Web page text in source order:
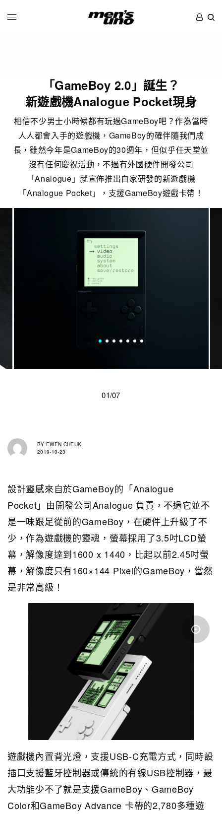
「GameBoy 2.0」誕生？
新遊戲機Analogue Pocket現身
相信不少男士小時候都有玩過GameBoy吧？作為當時
人人都會入手的遊戲機，GameBoy的確伴隨我們成
長，雖然今年是GameBoy的30週年，但似乎任天堂並
沒有任何慶祝活動，不過有外國硬件開發公司
「Analogue」就宣佈推出自家研發的新遊戲機
「Analogue Pocket」，支援GameBoy遊戲卡帶！
01/07
BY EWEN CHEUK
2019-10-23
設計靈感來自於GameBoy的「Analogue
Pocket」由開發公司Analogue 負責，不過它並不
是一味跟足從前的GameBoy，在硬件上升級了不
少，作為遊戲機的靈魂，螢幕採用了3.5吋LCD螢
幕，解像度達到1600 x 1440，比起以前2.45吋螢
幕，解像度只有160×144 Pixel的GameBoy，當然
是非常高級！
遊戲機內置背光燈，支援USB-C充電方式，同時設
插口支援藍牙控制器或傳統的有線USB控制器，最
大功能少不了就是支援GameBoy、GameBoy
Color和GameBoy Advance 卡帶的2,780多種遊